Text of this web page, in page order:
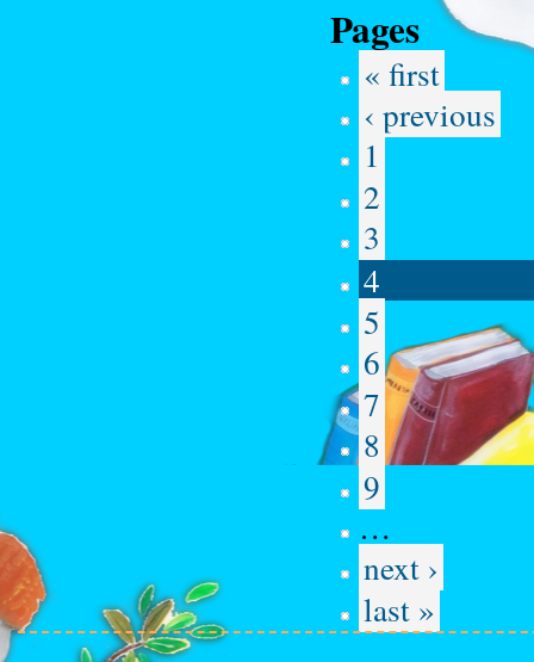
Pages
« first
‹ previous
1
2
3
4
5
6
7
8
9
…
next ›
last »